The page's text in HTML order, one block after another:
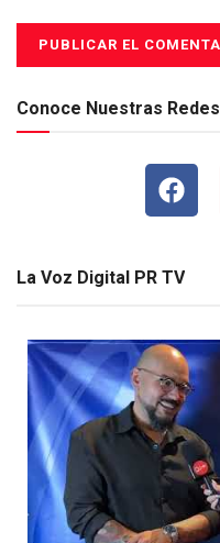
Conoce Nuestras Redes
La Voz Digital PR TV